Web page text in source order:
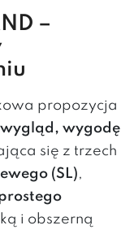
–
propozycja
wygodę
się z trzech
(SL),
i obszerną